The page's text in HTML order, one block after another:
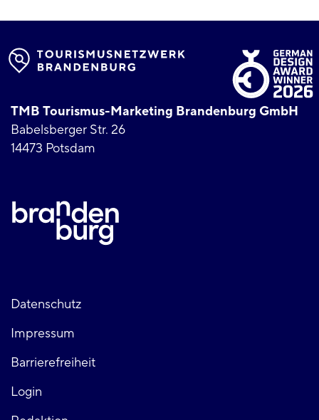
TMB Tourismus-Marketing Brandenburg GmbH
Babelsberger Str. 26
14473 Potsdam
Fußzeile
links
Datenschutz
Impressum
Barrierefreiheit
Login